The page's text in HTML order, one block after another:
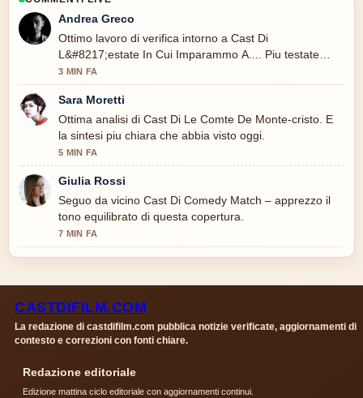
Andrea Greco
Ottimo lavoro di verifica intorno a Cast Di
L&#8217;estate In Cui Imparammo A.... Piu testate
dovrebbero scrivere cosi.
3 MIN FA
Sara Moretti
Ottima analisi di Cast Di Le Comte De Monte-cristo. E
la sintesi piu chiara che abbia visto oggi.
5 MIN FA
Giulia Rossi
Seguo da vicino Cast Di Comedy Match – apprezzo il
tono equilibrato di questa copertura.
7 MIN FA
CASTDIFILM.COM
La redazione di castdifilm.com pubblica notizie verificate, aggiornamenti di
contesto e correzioni con fonti chiare.
Redazione editoriale
Edizione mattina ciclo editoriale con aggiornamenti continui.